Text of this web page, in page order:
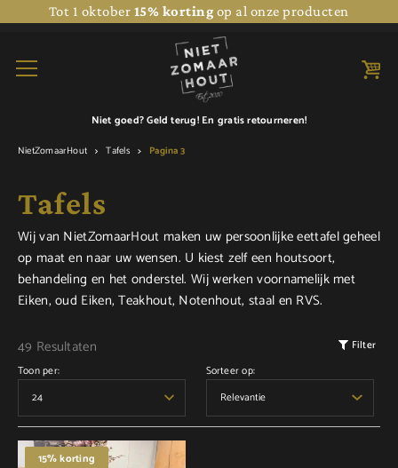
Tot 1 oktober 15% kortingop al onze producten
Niet goed? Geld terug! En gratis retourneren!
NietZomaarHout Tafels Pagina 3
Tafels
Wij van NietZomaarHout maken uw persoonlijke eettafel geheel
op maat en naar uw wensen. U kiest zelf een houtsoort,
behandeling en het onderstel. Wij werken voornamelijk met
Eiken, oud Eiken, Teakhout, Notenhout, staal en RVS.
49 Resultaten
Filter
Toon per:
Sorteer op:
15% korting